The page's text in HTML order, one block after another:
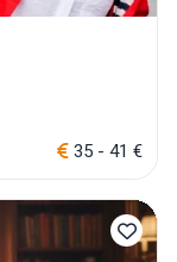
35 - 41 €